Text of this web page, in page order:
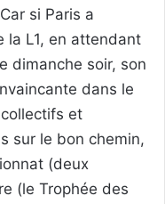
si Paris a
la L1, en attendant
dimanche soir, son
dans le
et
sur le bon chemin,
(deux
(le Trophée des